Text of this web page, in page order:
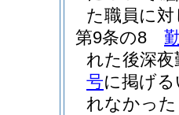
た職員に
第9条の8
れた後深
号に掲げ
れなかっ